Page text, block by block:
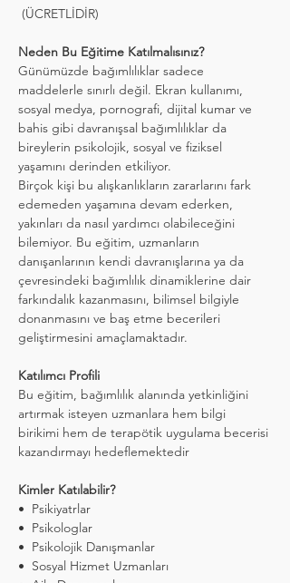
(ÜCRETLİDİR)
Neden Bu Eğitime Katılmalısınız?
Günümüzde bağımlılıklar sadece
maddelerle sınırlı değil. Ekran kullanımı,
sosyal medya, pornografi, dijital kumar ve
bahis gibi davranışsal bağımlılıklar da
bireylerin psikolojik, sosyal ve fiziksel
yaşamını derinden etkiliyor.
Birçok kişi bu alışkanlıkların zararlarını fark
edemeden yaşamına devam ederken,
yakınları da nasıl yardımcı olabileceğini
bilemiyor. Bu eğitim, uzmanların
danışanlarının kendi davranışlarına ya da
çevresindeki bağımlılık dinamiklerine dair
farkındalık kazanmasını, bilimsel bilgiyle
donanmasını ve baş etme becerileri
geliştirmesini amaçlamaktadır.
Katılımcı Profili
Bu eğitim, bağımlılık alanında yetkinliğini
artırmak isteyen uzmanlara hem bilgi
birikimi hem de terapötik uygulama becerisi
kazandırmayı hedeflemektedir
Kimler Katılabilir?
•⁠  ⁠Psikiyatrlar
•⁠  ⁠Psikologlar
•⁠  ⁠Psikolojik Danışmanlar
•⁠  ⁠Sosyal Hizmet Uzmanları